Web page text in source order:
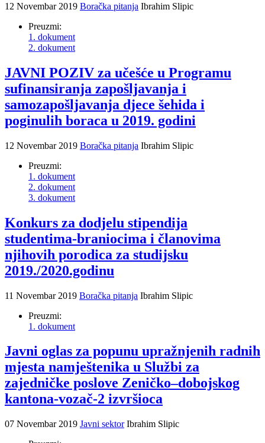
12 Novembar 2019 Boračka pitanja Ibrahim Slipic
Preuzmi:
1. dokument
2. dokument
JAVNI POZIV za učešće u Programu
sufinansiranja zapošljavanja i
samozapošljavanja djece šehida i
poginulih boraca u 2019. godini
12 Novembar 2019 Boračka pitanja Ibrahim Slipic
Preuzmi:
1. dokument
2. dokument
3. dokument
Konkurs za dodjelu stipendija
studentima-braniocima i članovima
njihovih porodica za studijsku
2019./2020.godinu
11 Novembar 2019 Boračka pitanja Ibrahim Slipic
Preuzmi:
1. dokument
Javni oglas za popunu upražnjenih radnih
mjesta namještenika u Službi za
zajedničke poslove Zeničko–dobojskog
kantona-vozač-2 izvršioca
07 Novembar 2019 Javni sektor Ibrahim Slipic